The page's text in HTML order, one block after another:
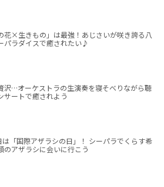
花×生きもの」は最強！あじさいが咲き誇る八
パラダイスで癒されたい♪
沢…オーケストラの生演奏を寝そべりながら聴
サートで癒されよう
「国際アザラシの日」！ シーパラでくらす希
のアザラシに会いに行こう